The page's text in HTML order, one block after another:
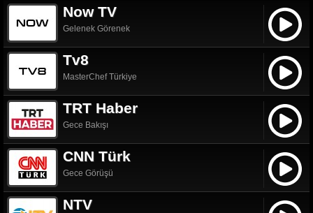
Now TV
Gelenek Görenek
Tv8
MasterChef Türkiye
TRT Haber
Gece Bakışı
CNN Türk
Gece Görüşü
NTV